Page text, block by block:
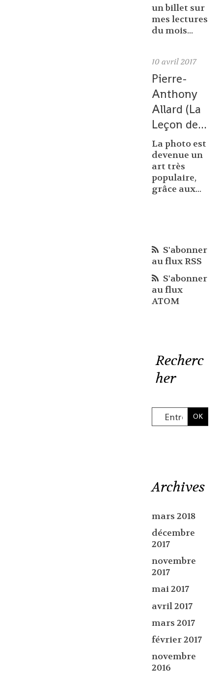
un billet sur
mes lectures
du mois...
10 avril 2017
Pierre-
Anthony
Allard (La
Leçon de...
La photo est
devenue un
art très
populaire,
grâce aux...
S'abonner
au flux RSS
S'abonner
au flux
ATOM
Recherc
her
Archives
mars 2018
décembre
2017
novembre
2017
mai 2017
avril 2017
mars 2017
février 2017
novembre
2016